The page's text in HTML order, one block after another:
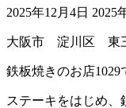
2025年12月4日 最
更
日
時
2025
大阪市 淀川区 東
鉄板焼きのお店1029
ステーキをはじめ、